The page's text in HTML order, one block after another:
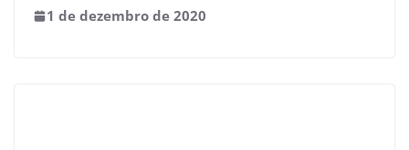
1 de dezembro de 2020